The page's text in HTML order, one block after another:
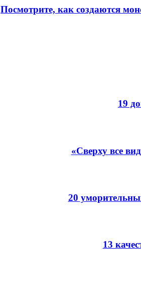
Посмотрите, как создаются
19
«Сверху все
20
13